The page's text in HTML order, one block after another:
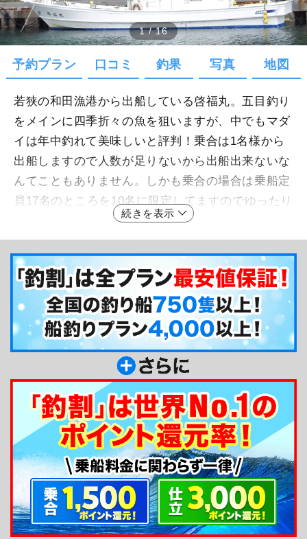
1/16
予約プラン 口コミ 釣果 写真 地図
若狭の和田漁港から出船している啓福丸。五目釣り
をメインに四季折々の魚を狙いますが、中でもマダ
イは年中釣れて美味しいと評判！乗合は1名様から
出船しますので人数が足りないから出船出来ないな
んてこともありません。しかも乗合の場合は乗船定
員17名のところを10名に限定してますのでゆったり
と釣りをお楽しみいただきます。また、啓福丸では
魚屋を営んでおりお持ち帰りいただける干物や鮮魚
の販売もしております。
釣り船からのメッセージ
若狭の海でのんびり釣りをしてみませんか？私が
皆様をご案内申し上げます！お気軽に！！
続きを表示